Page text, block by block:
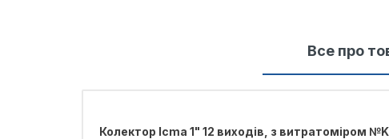
Все про
Колектор Icma 1" 12 виходів, з витратоміром